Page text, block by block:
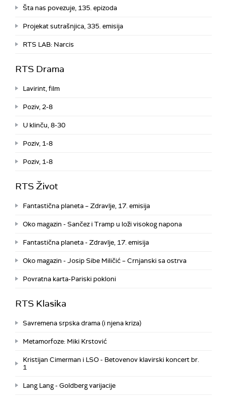
Šta nas povezuje, 135. epizoda
Projekat sutrašnjica, 335. emisija
RTS LAB: Narcis
RTS Drama
Lavirint, film
Poziv, 2-8
U klinču, 8-30
Poziv, 1-8
Poziv, 1-8
RTS Život
Fantastična planeta – Zdravlje, 17. emisija
Oko magazin - Sančez i Tramp u loži visokog napona
Fantastična planeta - Zdravlje, 17. emisija
Oko magazin - Josip Sibe Miličić – Crnjanski sa ostrva
Povratna karta-Pariski pokloni
RTS Klasika
Savremena srpska drama (i njena kriza)
Metamorfoze: Miki Krstović
Kristijan Cimerman i LSO - Betovenov klavirski koncert br.
1
Lang Lang - Goldberg varijacije